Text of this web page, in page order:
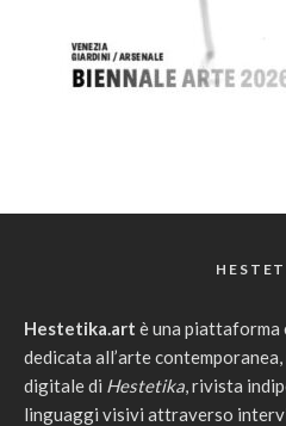
Hestetika.art è una
dedicata all’arte
digitale di Hestetika, rivista
linguaggi visivi attraverso